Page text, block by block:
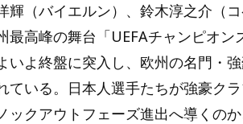
輝（バイエルン）、鈴木淳之介（
最高峰の舞台「UEFAチャンピオ
いよ終盤に突入し、欧州の名門・
ている。日本人選手たちが強豪ク
ックアウトフェーズ進出へ導くの